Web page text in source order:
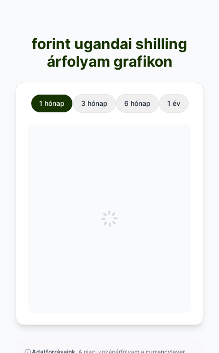
forint ugandai shilling
árfolyam grafikon
1 hónap 3 hónap 6 hónap 1 év
Adatforrásaink. A piaci középárfolyam a currencylayer